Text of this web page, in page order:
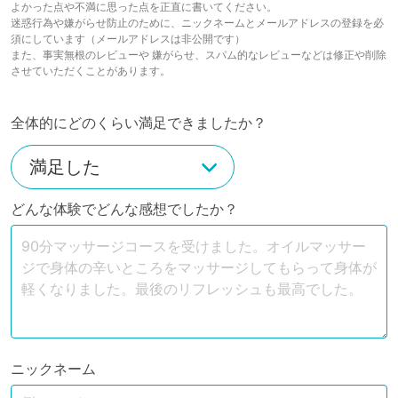
よかった点や不満に思った点を正直に書いてください。
迷惑行為や嫌がらせ防止のために、ニックネームとメールアドレスの登録を必
須にしています（メールアドレスは非公開です）
また、事実無根のレビューや 嫌がらせ、スパム的なレビューなどは修正や削除
させていただくことがあります。
全体的にどのくらい満足できましたか？
どんな体験でどんな感想でしたか？
ニックネーム